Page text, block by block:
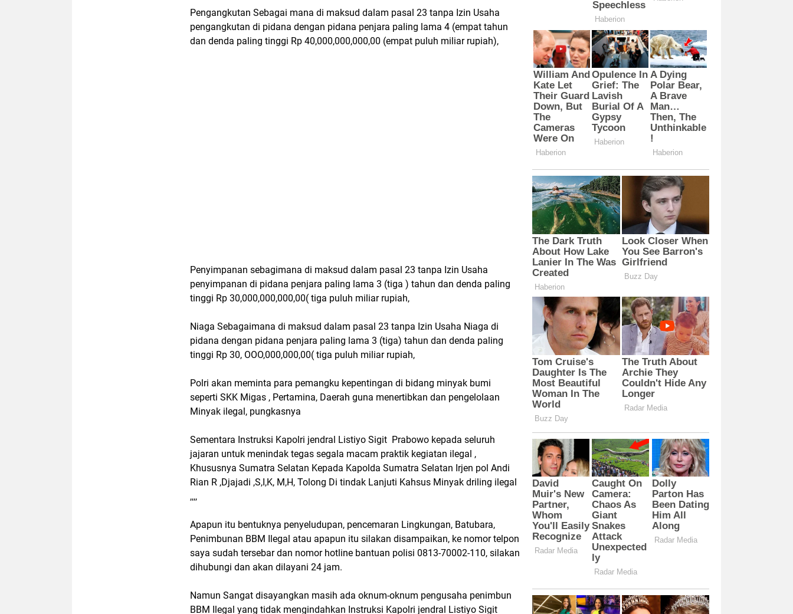
Pengangkutan Sebagai mana di maksud dalam pasal 23 tanpa Izin Usaha
pengangkutan di pidana dengan pidana penjara paling lama 4 (empat tahun
dan denda paling tinggi Rp 40,000,000,000,00 (empat puluh miliar rupiah),
Penyimpanan sebagimana di maksud dalam pasal 23 tanpa Izin Usaha
penyimpanan di pidana penjara paling lama 3 (tiga ) tahun dan denda paling
tinggi Rp 30,000,000,000,00( tiga puluh miliar rupiah,
Niaga Sebagaimana di maksud dalam pasal 23 tanpa Izin Usaha Niaga di
pidana dengan pidana penjara paling lama 3 (tiga) tahun dan denda paling
tinggi Rp 30, OOO,000,000,00( tiga puluh miliar rupiah,
Polri akan meminta para pemangku kepentingan di bidang minyak bumi
seperti SKK Migas , Pertamina, Daerah guna menertibkan dan pengelolaan
Minyak ilegal, pungkasnya
Sementara Instruksi Kapolri jendral Listiyo Sigit Prabowo kepada seluruh
jajaran untuk menindak tegas segala macam praktik kegiatan ilegal ,
Khususnya Sumatra Selatan Kepada Kapolda Sumatra Selatan Irjen pol Andi
Rian R ,Djajadi ,S,I,K, M,H, Tolong Di tindak Lanjuti Kahsus Minyak driling ilegal
,,,,
Apapun itu bentuknya penyeludupan, pencemaran Lingkungan, Batubara,
Penimbunan BBM Ilegal atau apapun itu silakan disampaikan, ke nomor telpon
saya sudah tersebar dan nomor hotline bantuan polisi 0813-70002-110, silakan
dihubungi dan akan dilayani 24 jam.
Namun Sangat disayangkan masih ada oknum-oknum pengusaha penimbun
BBM Ilegal yang tidak mengindahkan Instruksi Kapolri jendral Listiyo Sigit